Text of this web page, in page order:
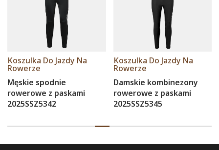
Koszulka Do Jazdy Na
Rowerze
Męskie spodnie
rowerowe z paskami
2025SSZ5342
Koszulka Do Jazdy Na
Rowerze
Damskie kombinezony
rowerowe z paskami
2025SSZ5345